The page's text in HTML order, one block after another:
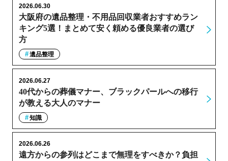
大阪府の遺品整理・不用品回収業者おすすめラン
キング5選！まとめて安く頼める優良業者の選び
方
2026.06.30
遺品整理
40代からの葬儀マナー、ブラックパールへの移行
が教える大人のマナー
2026.06.27
知識
遠方からの参列はどこまで無理をすべきか？負担
2026.06.26